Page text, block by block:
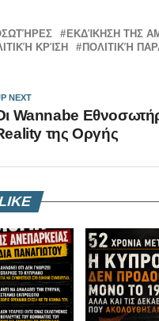
ΕΚΔΊΚΗΣΗ ΤΗΣ
ΚΡΊΣΗ
ΠΟΛΙΤΙΚΉ
NEXT
Wannabe
της Οργής